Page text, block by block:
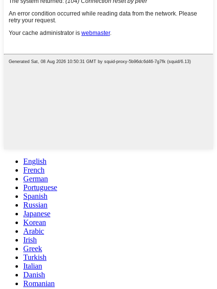
English
French
German
Portuguese
Spanish
Russian
Japanese
Korean
Arabic
Irish
Greek
Turkish
Italian
Danish
Romanian